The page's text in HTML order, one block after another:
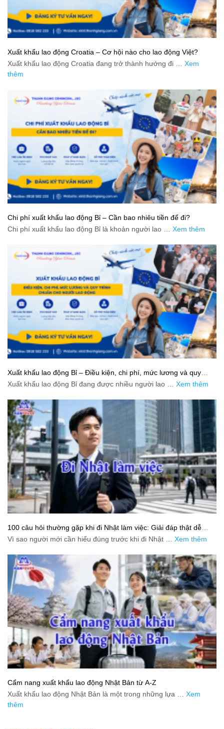
Xuất khẩu lao động Croatia – Cơ hội nào cho lao động Việt?
Xuất khẩu lao động Croatia đang trở thành hướng đi … Xem
thêm
Chi phí xuất khẩu lao động Bỉ – Cần bao nhiêu tiền để đi?
Chi phí xuất khẩu lao động Bỉ là khoản người lao … Xem thêm
Xuất khẩu lao động Bỉ – Điều kiện, chi phí, mức lương và quy
trình chuẩn cho người lao động
Xuất khẩu lao động Bỉ đang được nhiều người lao … Xem thêm
100 câu hỏi thường gặp khi đi Nhật làm việc: Giải đáp thật dễ
hiểu cho người mới bắt đầu
Vì sao người mới cần hiểu đúng trước khi đi Nhật … Xem thêm
Cẩm nang xuất khẩu lao động Nhật Bản từ A-Z
Xuất khẩu lao động Nhật Bản là một trong những lựa … Xem
thêm